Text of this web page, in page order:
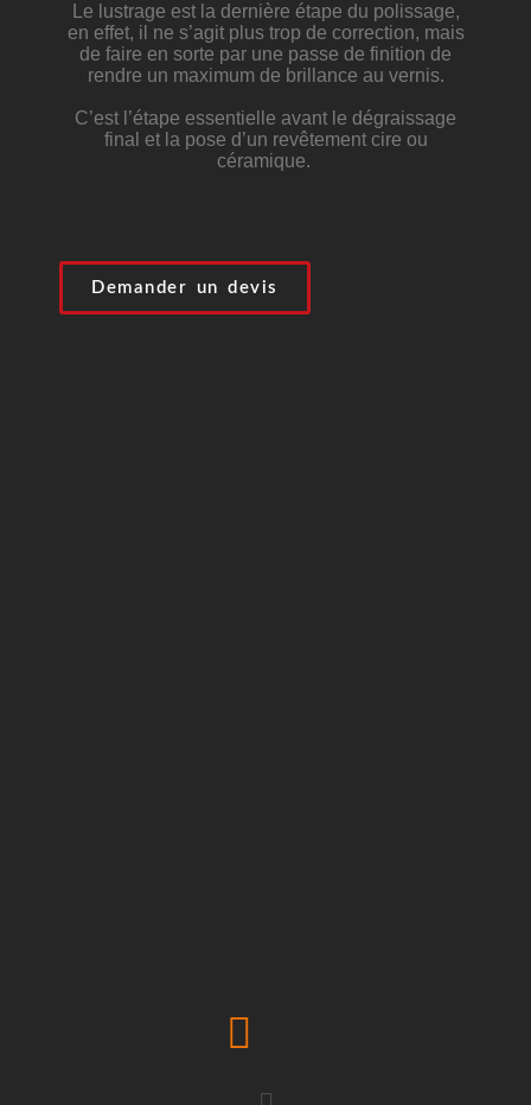
Le lustrage est la dernière étape du polissage,
en effet, il ne s’agit plus trop de correction, mais
de faire en sorte par une passe de finition de
rendre un maximum de brillance au vernis.
C’est l’étape essentielle avant le dégraissage
final et la pose d’un revêtement cire ou
céramique.
Demander un devis